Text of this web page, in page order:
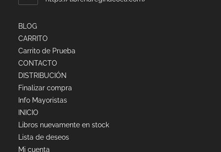
BLOG
CARRITO
Carrito de Prueba
CONTACTO
DISTRIBUCIÓN
Finalizar compra
Info Mayoristas
INICIO
Libros nuevamente en stock
Lista de deseos
Mi cuenta